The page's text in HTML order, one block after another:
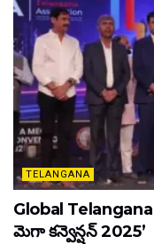
TELANGANA
Global
మెగా కన్వెన్షన్ 2025’